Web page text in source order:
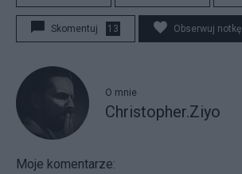
Skomentuj 13 Obserwuj notkę
O mnie
Christopher.Ziyo
Moje komentarze: